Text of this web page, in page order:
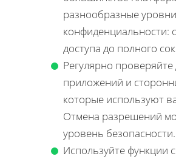
разнообразные уровни
конфиденциальности:
доступа до полного
Регулярно проверяйте
приложений и
которые используют
Отмена разрешений
уровень безопасности.
Используйте функции